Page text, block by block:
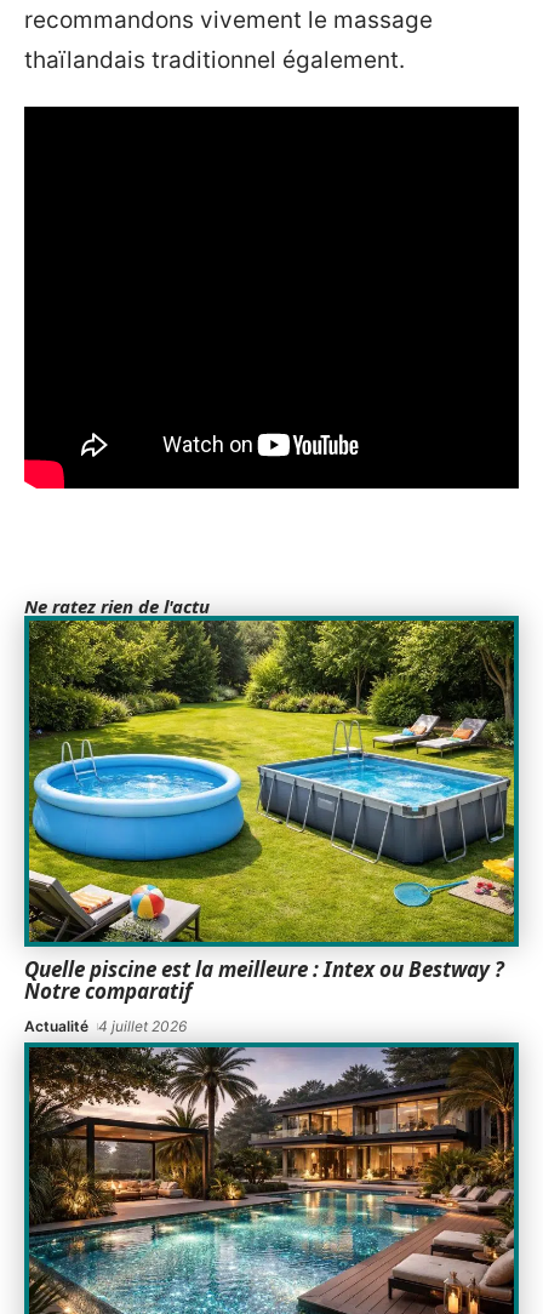
recommandons vivement le massage
thaïlandais traditionnel également.
Ne ratez rien de l'actu
Quelle piscine est la meilleure : Intex ou Bestway ?
Notre comparatif
Actualité 4 juillet 2026